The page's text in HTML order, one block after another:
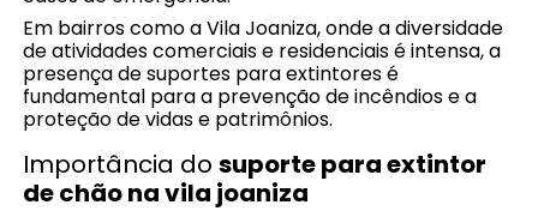
Em bairros como a Vila Joaniza, onde a diversidade
de atividades comerciais e residenciais é intensa, a
presença de suportes para extintores é
fundamental para a prevenção de incêndios e a
proteção de vidas e patrimônios.
Importância dosuporte para extintor
de chão na vila joaniza